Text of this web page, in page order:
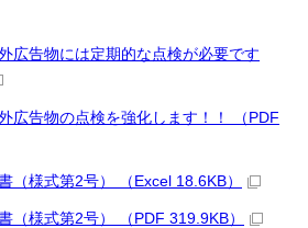
広告物には定期的な点検が必要です
広告物の点検を強化します！！ （PDF
（様式第2号） （Excel 18.6KB）
（様式第2号） （PDF 319.9KB）